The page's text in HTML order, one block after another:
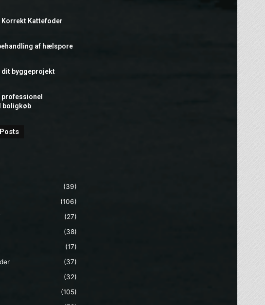
Kattefoder
af hælspore
dit byggeprojekt
boligkøb
(39)
(106)
(27)
(38)
(17)
(37)
(32)
(105)